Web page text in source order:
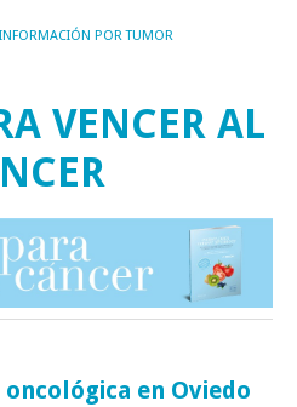
INFORMACIÓN POR TUMOR
VENCER AL
en Oviedo